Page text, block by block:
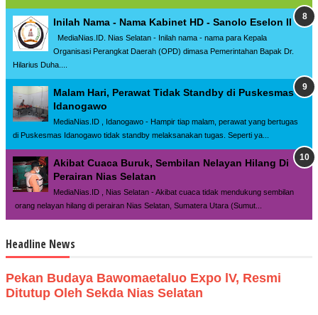
Inilah Nama - Nama Kabinet HD - Sanolo Eselon II
MediaNias.ID. Nias Selatan - Inilah nama - nama para Kepala
Organisasi Perangkat Daerah (OPD) dimasa Pemerintahan Bapak Dr.
Hilarius Duha....
Malam Hari, Perawat Tidak Standby di Puskesmas
Idanogawo
MediaNias.ID , Idanogawo - Hampir tiap malam, perawat yang bertugas
di Puskesmas Idanogawo tidak standby melaksanakan tugas. Seperti ya...
Akibat Cuaca Buruk, Sembilan Nelayan Hilang Di
Perairan Nias Selatan
MediaNias.ID , Nias Selatan - Akibat cuaca tidak mendukung sembilan
orang nelayan hilang di perairan Nias Selatan, Sumatera Utara (Sumut...
Headline News
Pekan Budaya Bawomaetaluo Expo lV, Resmi
Ditutup Oleh Sekda Nias Selatan